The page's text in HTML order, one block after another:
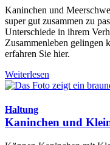
Kaninchen und
super gut zusammen zu
Unterschiede in ihrem
Zusammenleben gelingen
erfahren Sie hier.
Weiterlesen
Haltung
Kaninchen und